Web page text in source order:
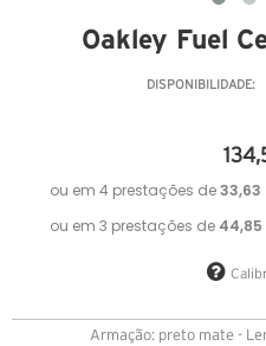
Oakley Fuel
DISPONIBILIDADE:
Armação: preto mate -